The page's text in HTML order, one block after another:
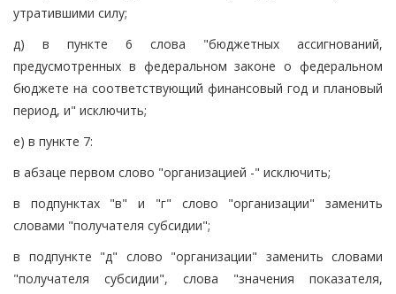
утратившими силу;
д) в пункте 6 слова "бюджетных ассигнований,
предусмотренных в федеральном законе о федеральном
бюджете на соответствующий финансовый год и плановый
период, и" исключить;
е) в пункте 7:
в абзаце первом слово "организацией -" исключить;
в подпунктах "в" и "г" слово "организации" заменить
словами "получателя субсидии";
в подпункте "д" слово "организации" заменить словами
"получателя субсидии", слова "значения показателя,